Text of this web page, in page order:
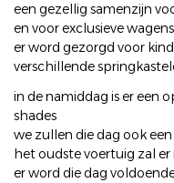
een gezellig samenzijn
en voor exclusieve wagens
er word gezorgd voor
verschillende
in de namiddag is er een
shades
we zullen die dag ook
het oudste voertuig zal er
er word die dag